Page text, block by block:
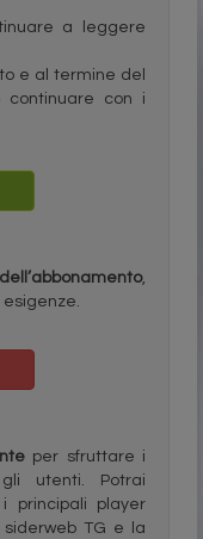
a leggere
e al termine del
continuare con i
,
per sfruttare i
utenti. Potrai
principali player
TG e la